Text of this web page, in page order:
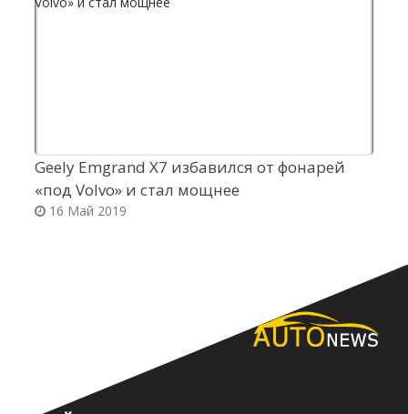
Geely Emgrand X7 избавился от фонарей
«под Volvo» и стал мощнее
16 Май 2019